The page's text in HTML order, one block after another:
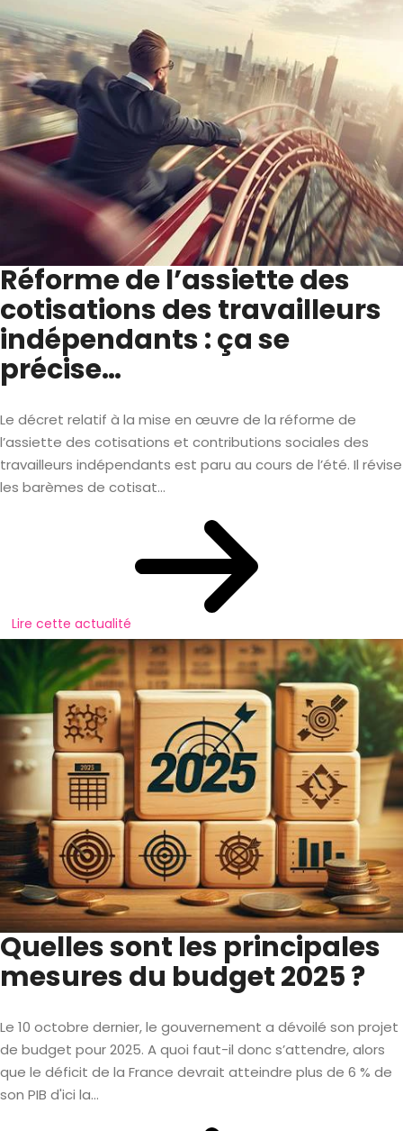
Réforme de l’assiette des
cotisations des travailleurs
indépendants : ça se
précise…
Le décret relatif à la mise en œuvre de la réforme de
l’assiette des cotisations et contributions sociales des
travailleurs indépendants est paru au cours de l’été. Il révise
les barèmes de cotisat...
Lire cette actualité
Quelles sont les principales
mesures du budget 2025 ?
Le 10 octobre dernier, le gouvernement a dévoilé son projet
de budget pour 2025. A quoi faut-il donc s’attendre, alors
que le déficit de la France devrait atteindre plus de 6 % de
son PIB d'ici la...